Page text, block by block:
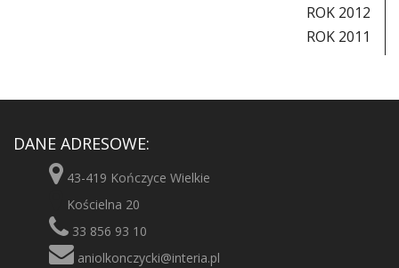
ROK 2012
ROK 2011
DANE ADRESOWE:
43-419 Kończyce Wielkie
Kościelna 20
33 856 93 10
aniolkonczycki@interia.pl